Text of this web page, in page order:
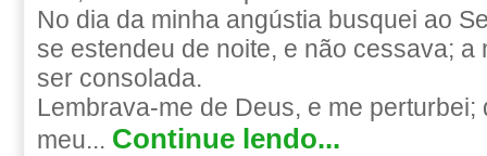
No dia da minha angústia busquei ao
se estendeu de noite, e não cessava; a
ser consolada.
Lembrava-me de Deus, e me perturbei;
meu... Continue lendo...